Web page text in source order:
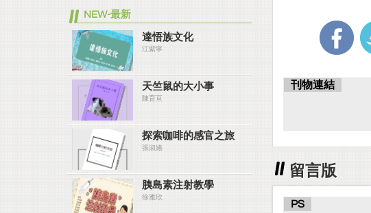
刊物連結
留言版
PS
NEW-最新
達悟族文化
江紫寧
天竺鼠的大小事
陳育亘
探索咖啡的感官之旅
張淑嬿
胰島素注射教學
徐雅欣